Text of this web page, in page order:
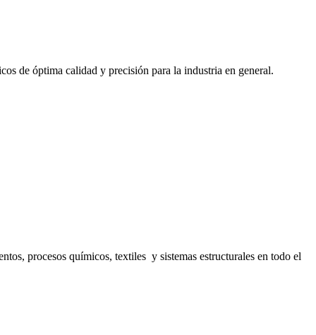
de óptima calidad y precisión para la industria en general.
procesos químicos, textiles y sistemas estructurales en todo el